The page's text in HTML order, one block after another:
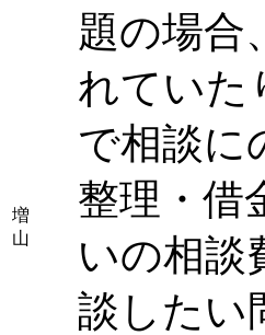
増
山
題の場合
れていた
で相談に
整理・借
いの相談
談したい